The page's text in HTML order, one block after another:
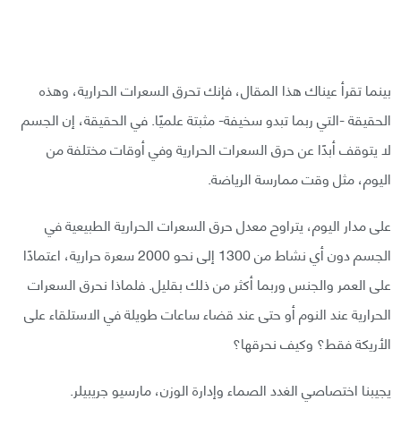
بينما تقرأ عيناك هذا المقال، فإنك تحرق السعرات الحرارية، وهذه
الحقيقة -التي ربما تبدو سخيفة- مثبتة علميًا. في الحقيقة، إن الجسم
لا يتوقف أبدًا عن حرق السعرات الحرارية وفي أوقات مختلفة من
اليوم، مثل وقت ممارسة الرياضة.
على مدار اليوم، يتراوح معدل حرق السعرات الحرارية الطبيعية في
الجسم دون أي نشاط من 1300 إلى نحو 2000 سعرة حرارية، اعتمادًا
على العمر والجنس وربما أكثر من ذلك بقليل. فلماذا نحرق السعرات
الحرارية عند النوم أو حتى عند قضاء ساعات طويلة في الاستلقاء على
الأريكة فقط؟ وكيف نحرقها؟
يجيبنا اختصاصي الغدد الصماء وإدارة الوزن، مارسيو جريبيلر.